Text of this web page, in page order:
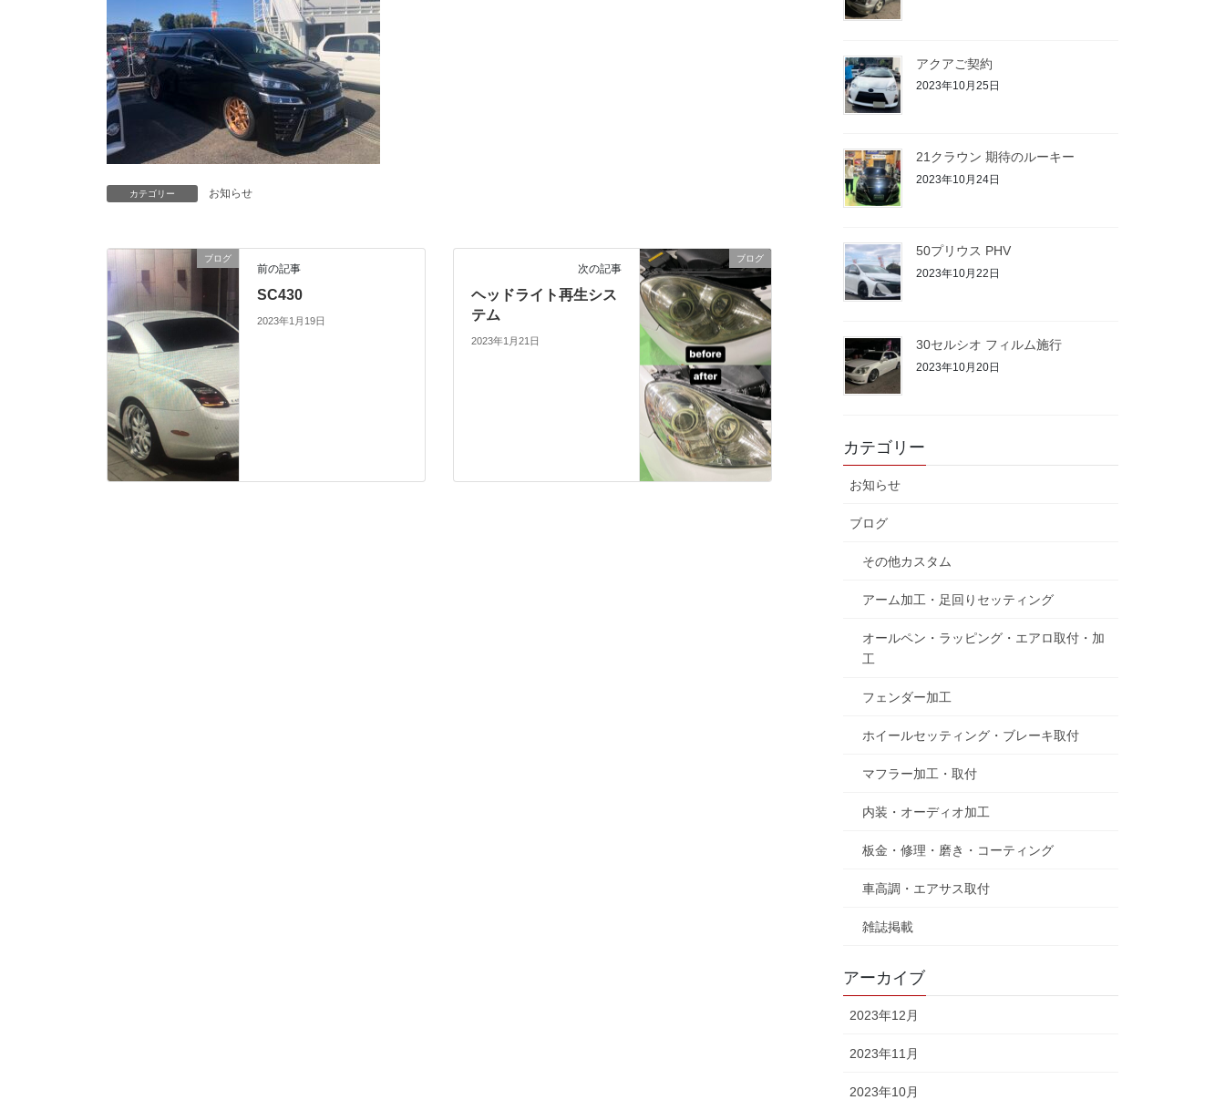
カテゴリー お知らせ
ブログ
前の記事
SC430
2023年1月19日
ブログ
次の記事
ヘッドライト再生シス
テム
2023年1月21日
アクアご契約
2023年10月25日
21クラウン 期待のルーキー
2023年10月24日
50プリウス PHV
2023年10月22日
30セルシオ フィルム施行
2023年10月20日
カテゴリー
お知らせ
ブログ
その他カスタム
アーム加工・足回りセッティング
オールペン・ラッピング・エアロ取付・加
工
フェンダー加工
ホイールセッティング・ブレーキ取付
マフラー加工・取付
内装・オーディオ加工
板金・修理・磨き・コーティング
車高調・エアサス取付
雑誌掲載
アーカイブ
2023年12月
2023年11月
2023年10月